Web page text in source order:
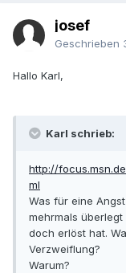
josef
Geschrieben
Hallo Karl,
Karl schrieb:
http://
ml
Was für eine
mehrmals
doch erlöst hat.
Verzweiflung?
Warum?